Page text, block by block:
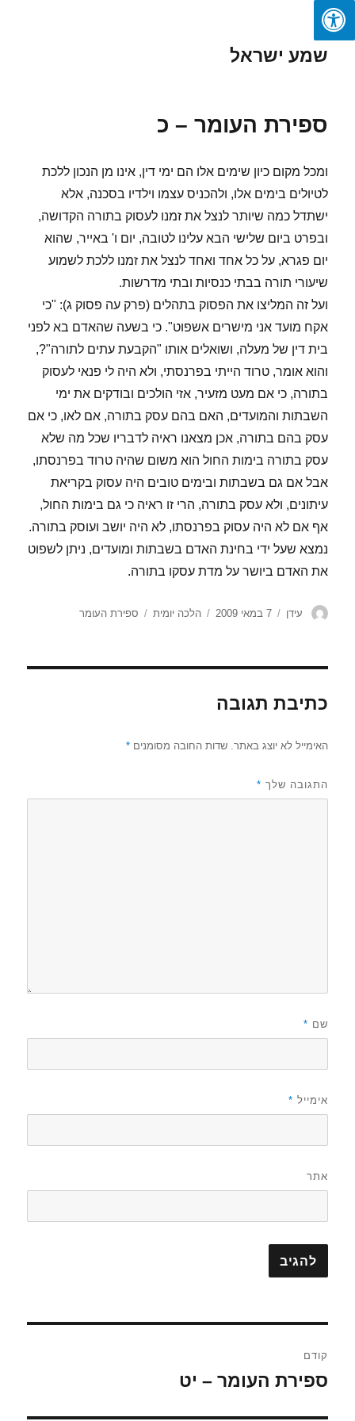
שמע ישראל
ספירת העומר – כ
ומכל מקום כיון שימים אלו הם ימי דין, אינו מן הנכון ללכת
לטיולים בימים אלו, ולהכניס עצמו וילדיו בסכנה, אלא
ישתדל כמה שיותר לנצל את זמנו לעסוק בתורה הקדושה,
ובפרט ביום שלישי הבא עלינו לטובה, יום ו' באייר, שהוא
יום פגרא, על כל אחד ואחד לנצל את זמנו ללכת לשמוע
שיעורי תורה בבתי כנסיות ובתי מדרשות.
ועל זה המליצו את הפסוק בתהלים (פרק עה פסוק ג): "כי
אקח מועד אני מישרים אשפוט". כי בשעה שהאדם בא לפני
בית דין של מעלה, ושואלים אותו "הקבעת עתים לתורה"?,
והוא אומר, טרוד הייתי בפרנסתי, ולא היה לי פנאי לעסוק
בתורה, כי אם מעט מזעיר, אזי הולכים ובודקים את ימי
השבתות והמועדים, האם בהם עסק בתורה, אם לאו, כי אם
עסק בהם בתורה, אכן מצאנו ראיה לדבריו שכל מה שלא
עסק בתורה בימות החול הוא משום שהיה טרוד בפרנסתו,
אבל אם גם בשבתות ובימים טובים היה עסוק בקריאת
עיתונים, ולא עסק בתורה, הרי זו ראיה כי גם בימות החול,
אף אם לא היה עסוק בפרנסתו, לא היה יושב ועוסק בתורה.
נמצא שעל ידי בחינת האדם בשבתות ומועדים, ניתן לשפוט
את האדם ביושר על מדת עסקו בתורה.
מחבר
עידן
פורסם
7 במאי 2009 קטגוריות
הלכה יומית תגיות
ספירת העומר
כתיבת תגובה
האימייל לא יוצג באתר. שדות החובה מסומנים*
התגובה שלך *
שם *
אימייל *
אתר
קודם
הפוסט
ספירת העומר – יט